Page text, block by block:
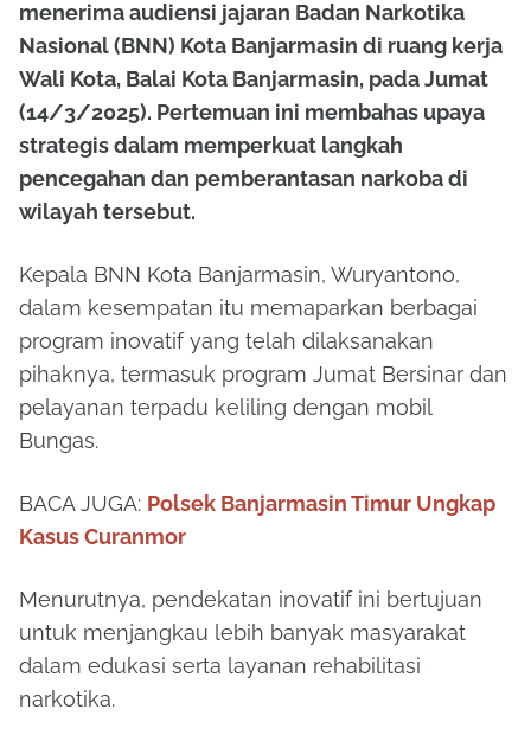
menerima audiensi jajaran Badan Narkotika
Nasional (BNN) Kota Banjarmasin di ruang kerja
Wali Kota, Balai Kota Banjarmasin, pada Jumat
(14/3/2025). Pertemuan ini membahas upaya
strategis dalam memperkuat langkah
pencegahan dan pemberantasan narkoba di
wilayah tersebut.
Kepala BNN Kota Banjarmasin, Wuryantono,
dalam kesempatan itu memaparkan berbagai
program inovatif yang telah dilaksanakan
pihaknya, termasuk program Jumat Bersinar dan
pelayanan terpadu keliling dengan mobil
Bungas.
BACA JUGA: Polsek Banjarmasin Timur Ungkap
Kasus Curanmor
Menurutnya, pendekatan inovatif ini bertujuan
untuk menjangkau lebih banyak masyarakat
dalam edukasi serta layanan rehabilitasi
narkotika.